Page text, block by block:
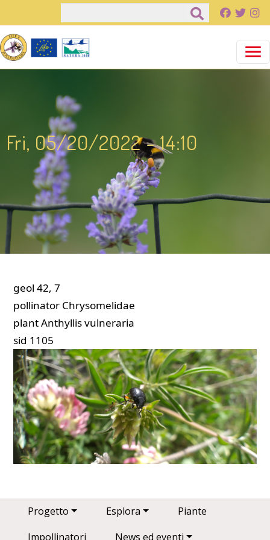
Salta al contenuto principale
Fri, 05/20/2022 - 14:10
geol 42, 7
pollinator Chrysomelidae
plantAnthyllis vulneraria
sid 1105
Main navigation
Progetto Esplora
Piante
Impollinatori
News ed eventi